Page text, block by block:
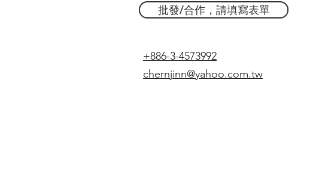
批發/合作，請填寫表單
+886-3-4573992
chernjinn@yahoo.com.tw